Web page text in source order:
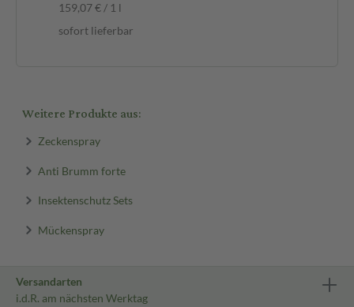
159,07 € / 1 l
sofort lieferbar
Weitere Produkte aus:
Zeckenspray
Anti Brumm forte
Insektenschutz Sets
Mückenspray
Versandarten
i.d.R. am nächsten Werktag